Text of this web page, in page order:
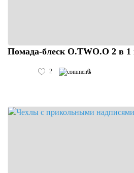
Помада-блеск O.TWO.O 2 в 1
2 0